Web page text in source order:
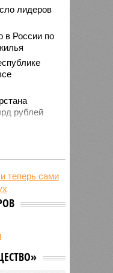
лидеров
в России по
рублей
с начала